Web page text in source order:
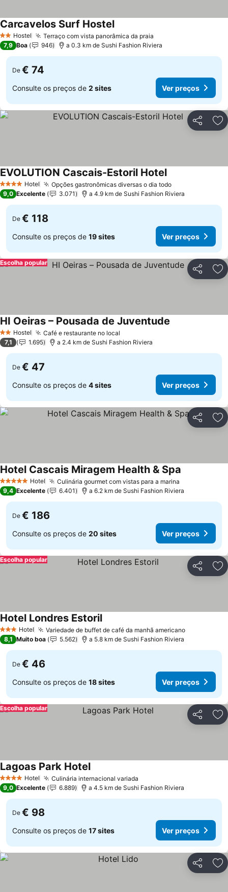
2 Estrelas
Hostel Terraço com vista panorâmica da praia
Carcavelos Surf HostelVer preços
7,9 Boa 946 a 0.3 km de Sushi Fashion Riviera
De € 74
Consulte os preços de 2 sites Ver preços
Partilhar
4 EstrelasHotel Opções gastronômicas diversas o dia todoVer preços
EVOLUTION Cascais-Estoril HotelVer preços
9,0 Excelente 3.071 a 4.9 km de Sushi Fashion Riviera
De € 118
Consulte os preços de 19 sites Ver preços
Partilhar
Escolha popular
2 Estrelas
Hostel Café e restaurante no local
HI Oeiras – Pousada de Juventude
7,1 1.695 a 2.4 km de Sushi Fashion Riviera
De € 47
Consulte os preços de 4 sites Ver preços
Partilhar
5 Estrelas Hotel Culinária gourmet com vistas para a marina
Hotel Cascais Miragem Health & Spa
9,4 Excelente 6.401 a 6.2 km de Sushi Fashion Riviera
De € 186
Consulte os preços de 20 sites Ver preços
Partilhar
Escolha popular
3 EstrelasHotel Variedade de buffet de café da manhã americanoVer preços
Hotel Londres EstorilVer preços
8,1 Muito boa 5.562 a 5.8 km de Sushi Fashion Riviera
De € 46
Consulte os preços de 18 sites Ver preços
Partilhar
Escolha popular
4 EstrelasHotel Culinária internacional variada
Lagoas Park HotelVer preços
9,0 Excelente 6.889 a 4.5 km de Sushi Fashion Riviera
De € 98
Consulte os preços de 17 sites Ver preços
Partilhar